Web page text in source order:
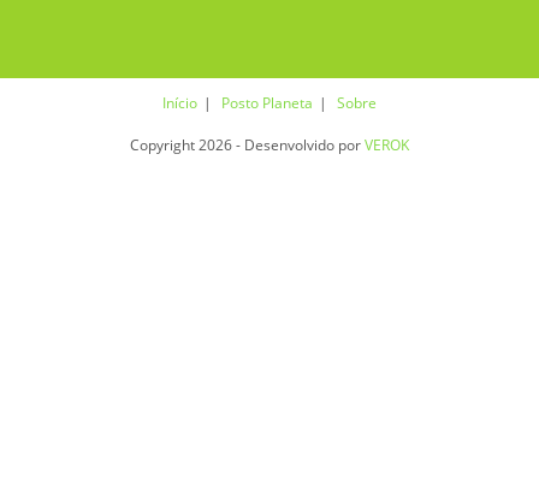
Início Posto Planeta Sobre
Copyright 2026 - Desenvolvido porVEROK